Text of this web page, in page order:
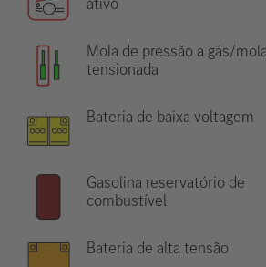
Mola de pressão a gás/
tensionada
Bateria de baixa voltagem
Gasolina reservatório de
combustível
Bateria de alta tensão